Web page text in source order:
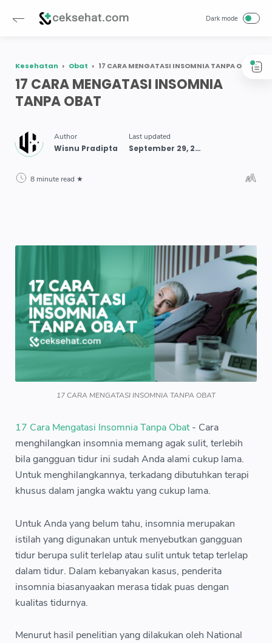
Kesehatan Obat 17 CARA MENGATASI INSOMNIA TANPA OBAT
17 CARA MENGATASI INSOMNIA
TANPA OBAT
8 minute read
17 CARA MENGATASI INSOMNIA TANPA OBAT
17 Cara Mengatasi Insomnia Tanpa Obat- Cara
menghilangkan insomnia memang agak sulit, terlebih
bila gangguan tidur ini sudah Anda alami cukup lama.
Untuk menghilangkannya, terkadang dibutuhkan terapi
khusus dalam jangka waktu yang cukup lama.
Untuk Anda yang belum tahu, insomnia merupakan
istilah yang digunakan untuk menyebutkan gangguan
tidur berupa sulit terlelap atau sulit untuk tetap terlelap
dalam tidur. Dalam kebanyakan kasus, penderita
insomnia biasanyaakan merasa tidak puas dengan
kualitas tidurnya.
Menurut hasil penelitian yang dilakukan oleh National